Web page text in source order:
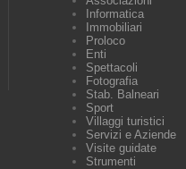
Informatica
Immobiliari
Proloco
Enti
Spettacoli
Fotografia
Stab. Balneari
Sport
Villaggi turistici
Servizi e Aziende
Visite guidate
Strumenti